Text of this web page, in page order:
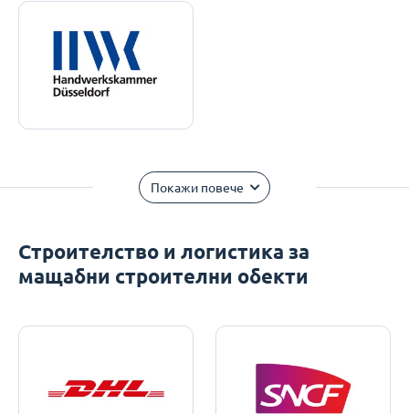
Покажи повече
Строителство и логистика за
мащабни строителни обекти